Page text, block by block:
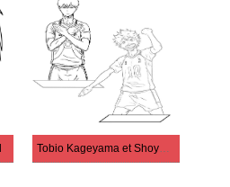
Tobio Kageyama et Shoyo Hinata